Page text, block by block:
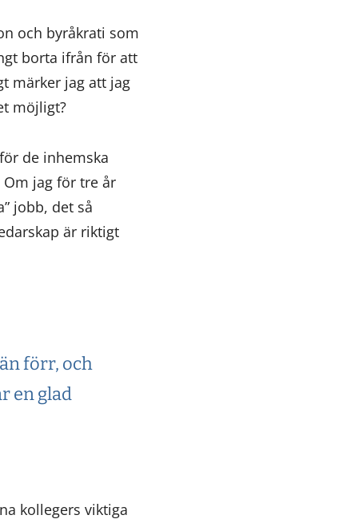
och byråkrati som
borta ifrån för att
märker jag att jag
möjligt?
de inhemska
jag för tre år
jobb, det så
är riktigt
förr, och
en glad
kollegers viktiga